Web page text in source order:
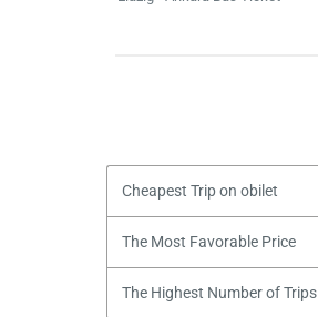
Cheapest Trip on obilet
The Most Favorable Price
The Highest Number of Trips